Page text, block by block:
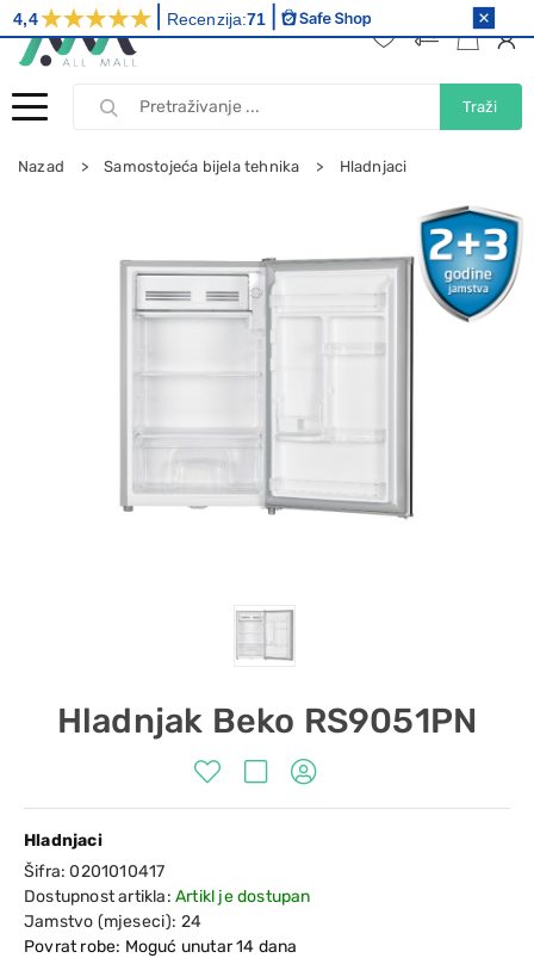
Traži
Nazad Samostojeća bijela tehnika Hladnjaci
Hladnjak Beko RS9051PN
Hladnjaci
Šifra:0201010417
Dostupnost artikla: Artikl je dostupan
Jamstvo (mjeseci): 24
Povrat robe: Moguć unutar 14 dana
4,4 Recenzija:71